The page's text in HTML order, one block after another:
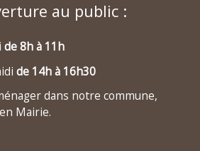
au public :
de 8h à 11h
de 14h à 16h30
dans notre commune,
Mairie.